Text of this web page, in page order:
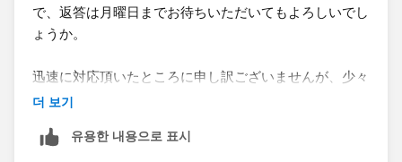
で、返答は月曜日までお待ちいただいてもよろしいでし
ょうか。
迅速に対応頂いたところに申し訳ございませんが、少々
おまちいただけますと幸いです。
더 보기
유용한 내용으로 표시